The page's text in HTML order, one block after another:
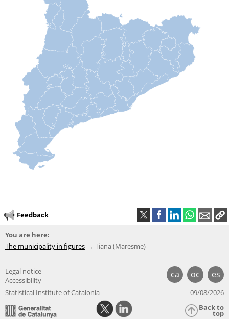
Feedback
You are here:
The municipality in figures
Tiana (Maresme)
ca oc es
Legal notice
Accessibility
Statistical Institute of Catalonia
09/08/2026
Back to
top